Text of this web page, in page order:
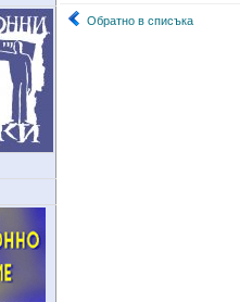
Обратно в списъка